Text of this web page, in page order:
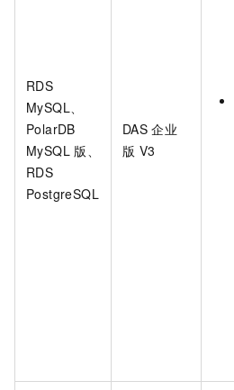
RDS
MySQL、
PolarDB
MySQL 版、
RDS
PostgreSQL
DAS 企业
版 V3